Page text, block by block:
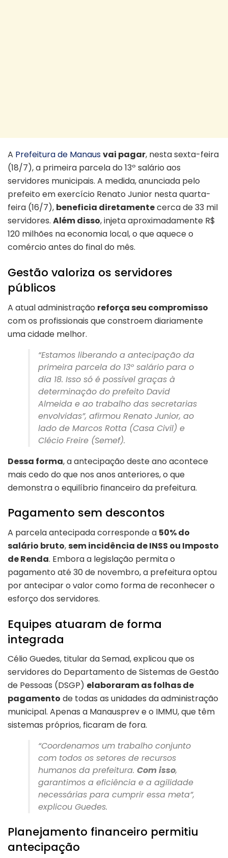
A Prefeitura de Manausvai pagar, nesta sexta-feira
(18/7), a primeira parcela do 13º salário aos
servidores municipais. A medida, anunciada pelo
prefeito em exercício Renato Junior nesta quarta-
feira (16/7), beneficia diretamentecerca de 33 mil
servidores. Além disso, injeta aproximadamente R$
120 milhões na economia local, o que aquece o
comércio antes do final do mês.
Gestão valoriza os servidores
públicos
A atual administração reforça seu compromisso
com os profissionais que constroem diariamente
uma cidade melhor.
“Estamos liberando a antecipação da
primeira parcela do 13º salário para o
dia 18. Isso só é possível graças à
determinação do prefeito David
Almeida e ao trabalho das secretarias
envolvidas”, afirmou Renato Junior, ao
lado de Marcos Rotta (Casa Civil) e
Clécio Freire (Semef).
Dessa forma, a antecipação deste ano acontece
mais cedo do que nos anos anteriores, o que
demonstra o equilíbrio financeiro da prefeitura.
Pagamento sem descontos
A parcela antecipada corresponde a 50% do
salário bruto,sem incidência de INSS ou Imposto
de Renda. Embora a legislação permita o
pagamento até 30 de novembro, a prefeitura optou
por antecipar o valor como forma de reconhecer o
esforço dos servidores.
Equipes atuaram de forma
integrada
Célio Guedes, titular da Semad, explicou que os
servidores do Departamento de Sistemas de Gestão
de Pessoas (DSGP) elaboraram as folhas de
pagamento de todas as unidades da administração
municipal. Apenas a Manausprev e o IMMU, que têm
sistemas próprios, ficaram de fora.
“Coordenamos um trabalho conjunto
com todos os setores de recursos
humanos da prefeitura. Com isso,
garantimos a eficiência e a agilidade
necessárias para cumprir essa meta”,
explicou Guedes.
Planejamento financeiro permitiu
antecipação